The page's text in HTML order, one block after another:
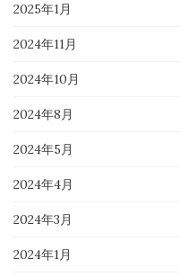
2025年1月
2024年11月
2024年10月
2024年8月
2024年5月
2024年4月
2024年3月
2024年1月